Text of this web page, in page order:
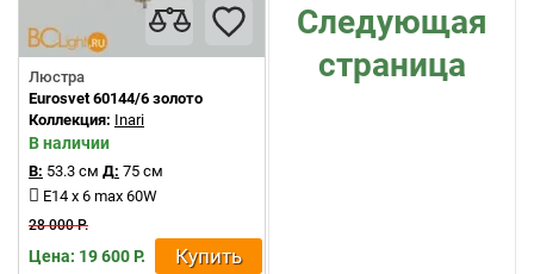
Люстра
Eurosvet 60144/6 золото
Коллекция: Inari
В наличии
В: 53.3 см Д: 75 см
E14 x 6 max 60W
28 000 Р.
Цена: 19 600 Р. Купить
Следующая
страница